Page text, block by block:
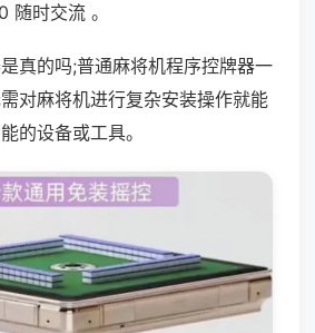
时交流 。
真的吗;普通麻将机程序控牌器一
对麻将机进行复杂安装操作就能
的设备或工具。